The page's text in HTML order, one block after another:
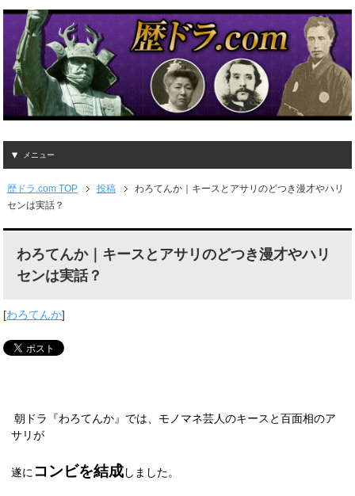
メニュー
歴ドラ.com TOP 投稿
わろてんか｜キースとアサリのどつき漫才やハリ
センは実話？
わろてんか｜キースとアサリのどつき漫才やハリ
センは実話？
[わろてんか]
朝ドラ『わろてんか』では、モノマネ芸人のキースと百面相のア
サリが
遂に コンビを結成しました。